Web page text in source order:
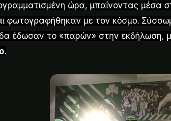
ώρα, μπαίνοντας μέσα
φωτογραφήθηκαν με τον κόσμο.
έδωσαν το «παρών» στην εκδήλωση,
.